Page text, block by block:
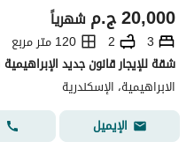
ج.م20,000 شهرياً
3
2
120 متر مربع
شقة للإيجار قانون جديد
الابراهيمية، الإسكندرية
الإيميل